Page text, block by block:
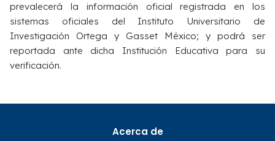
prevalecerá la información oficial registrada en los
sistemas oficiales del Instituto Universitario de
Investigación Ortega y Gasset México; y podrá ser
reportada ante dicha Institución Educativa para su
verificación.
Acerca de